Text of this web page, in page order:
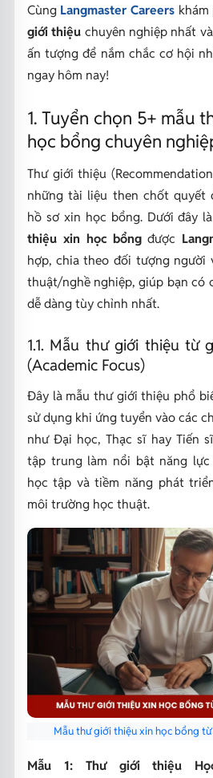
Cùng Langmaster Careerskhám
giới thiệu chuyên nghiệp nhất
ấn tượng để nắm chắc cơ hội
ngay hôm nay!
1. Tuyển chọn 5+ mẫu
học bổng chuyên
Thư giới thiệu
những tài liệu then chốt quyết
hồ sơ xin học bổng. Dưới đây
thiệu xin học bổngđược
hợp, chia theo đối tượng người
thuật/nghề nghiệp, giúp bạn có
dễ dàng tùy chỉnh nhất.
1.1. Mẫu thư giới thiệu từ
(Academic Focus)
Đây là mẫu thư giới thiệu phổ
sử dụng khi ứng tuyển vào các
như Đại học, Thạc sĩ hay Tiến
tập trung làm nổi bật năng
học tập và tiềm năng phát
môi trường học thuật.
Mẫu thư giới thiệu xin học bổng
Mẫu 1: Thư giới thiệu